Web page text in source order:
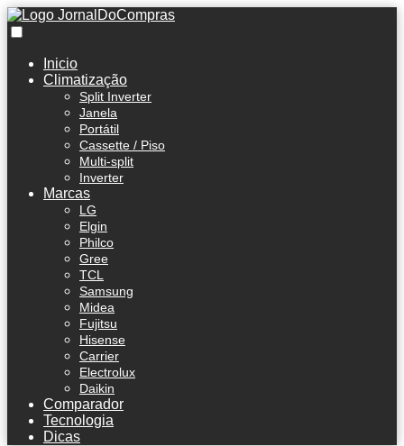
Inicio
Climatização
Split Inverter
Janela
Portátil
Cassette / Piso
Multi-split
Inverter
Marcas
LG
Elgin
Philco
Gree
TCL
Samsung
Midea
Fujitsu
Hisense
Carrier
Electrolux
Daikin
Comparador
Tecnologia
Dicas